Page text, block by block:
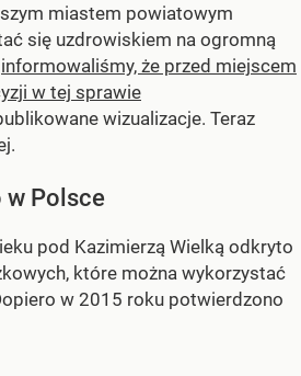
miastem powiatowym
się uzdrowiskiem na ogromną
informowaliśmy, że przed miejscem
w tej sprawie
wizualizacje. Teraz
w Polsce
pod Kazimierzą Wielką odkryto
które można wykorzystać
w 2015 roku potwierdzono